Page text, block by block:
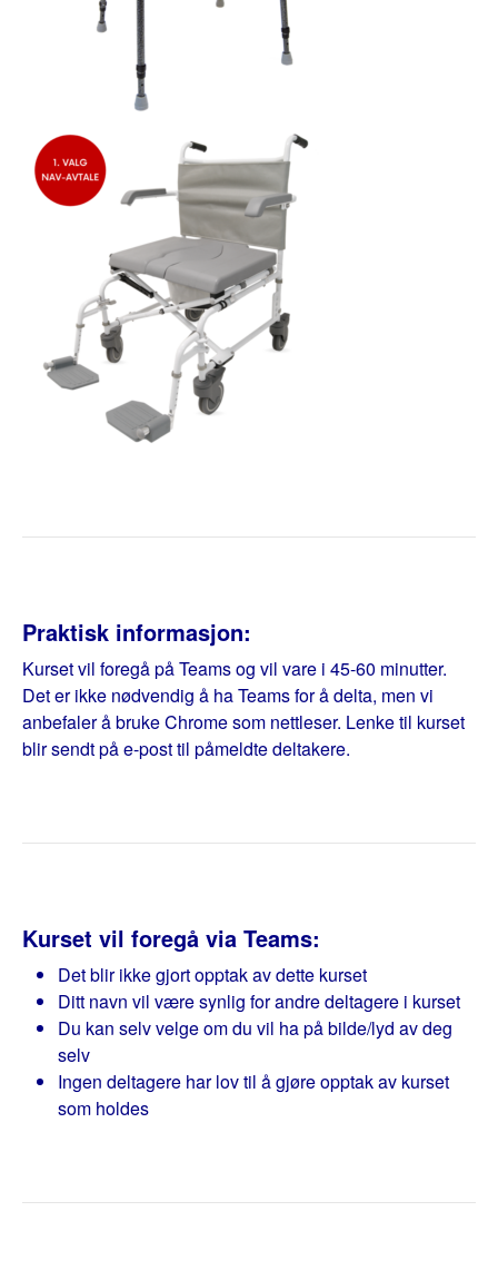
Praktisk informasjon:
Kurset vil foregå på Teams og vil vare i 45-60 minutter.
Det er ikke nødvendig å ha Teams for å delta, men vi
anbefaler å bruke Chrome som nettleser. Lenke til kurset
blir sendt på e-post til påmeldte deltakere.
Kurset vil foregå via Teams:
Det blir ikke gjort opptak av dette kurset
Ditt navn vil være synlig for andre deltagere i kurset
Du kan selv velge om du vil ha på bilde/lyd av deg
selv
Ingen deltagere har lov til å gjøre opptak av kurset
som holdes